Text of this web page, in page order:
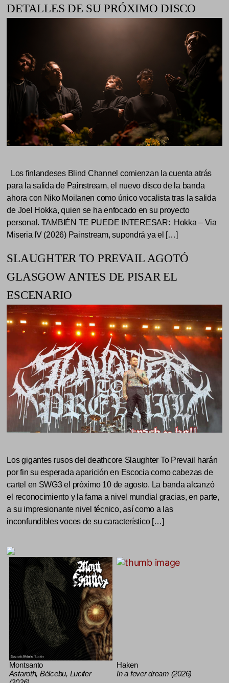
DETALLES DE SU PRÓXIMO DISCO
Los finlandeses Blind Channel comienzan la cuenta atrás
para la salida de Painstream, el nuevo disco de la banda
ahora con Niko Moilanen como único vocalista tras la salida
de Joel Hokka, quien se ha enfocado en su proyecto
personal. TAMBIÉN TE PUEDE INTERESAR: Hokka – Via
Miseria IV (2026) Painstream, supondrá ya el […]
SLAUGHTER TO PREVAIL AGOTÓ
GLASGOW ANTES DE PISAR EL
ESCENARIO
Los gigantes rusos del deathcore Slaughter To Prevail harán
por fin su esperada aparición en Escocia como cabezas de
cartel en SWG3 el próximo 10 de agosto. La banda alcanzó
el reconocimiento y la fama a nivel mundial gracias, en parte,
a su impresionante nivel técnico, así como a las
inconfundibles voces de su característico […]
Montsanto
Astaroth, Bélcebu, Lucifer
Haken
In a fever dream (2026)